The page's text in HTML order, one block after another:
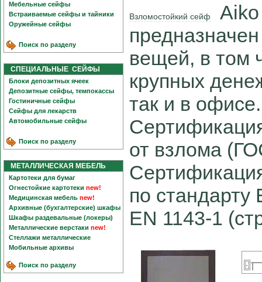
Мебельные сейфы
Встраиваемые сейфы и тайники
Оружейные сейфы
Поиск по разделу
СПЕЦИАЛЬНЫЕ СЕЙФЫ
Блоки депозитных ячеек
Депозитные сейфы, темпокассы
Гостиничные сейфы
Сейфы для лекарств
Автомобильные сейфы
Поиск по разделу
МЕТАЛЛИЧЕСКАЯ МЕБЕЛЬ
Картотеки для бумаг
Огнестойкие картотеки new!
Медицинская мебель new!
Архивные (бухгалтерские) шкафы
Шкафы раздевальные (локеры)
Металлические верстаки new!
Стеллажи металлические
Мобильные архивы
Поиск по разделу
Взломостойкий сейф
вещей, в том
крупных
так и в офисе.
от взлома
по стандарту
EN 1143-1